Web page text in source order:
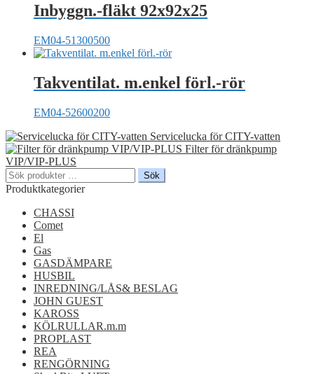
Inbyggn.-fläkt 92x92x25
EM04-51300500
Takventilat. m.enkel förl.-rör
EM04-52600200
Servicelucka för CITY-vatten
Filter för dränkpump
VIP/VIP-PLUS
Sök
efter:
Sök
Produktkategorier
CHASSI
Comet
El
Gas
GASDÄMPARE
HUSBIL
INREDNING/LÅS& BESLAG
JOHN GUEST
KAROSS
KÖLRULLAR.m.m
PROPLAST
REA
RENGÖRNING